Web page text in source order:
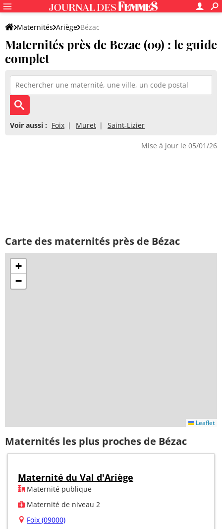
Maternités Ariège Bézac
Maternités près de Bezac (09) : le guide
complet
Voir aussi : Foix Muret Saint-Lizier
Mise à jour le 05/01/26
Carte des maternités près de Bézac
+
−
Leaflet
Maternités les plus proches de Bézac
Maternité du Val d'Ariège
Maternité publique
Maternité de niveau 2
Foix (09000)